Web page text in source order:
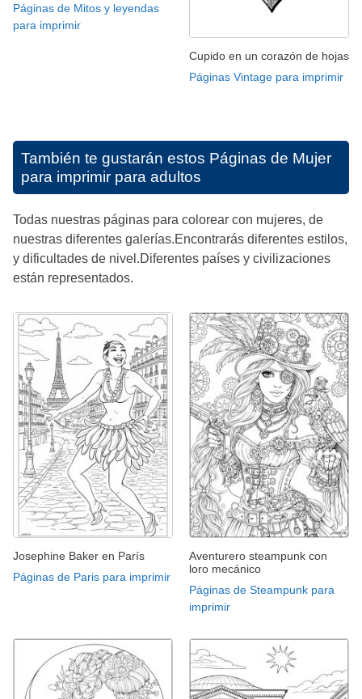
Páginas de Mitos y leyendas
para imprimir
Cupido en un corazón de hojas
Páginas Vintage para imprimir
También te gustarán estos Páginas de Mujer
para imprimir para adultos
Todas nuestras páginas para colorear con mujeres, de
nuestras diferentes galerías.Encontrarás diferentes estilos,
y dificultades de nivel.Diferentes países y civilizaciones
están representados.
Josephine Baker en París
Páginas de Paris para imprimir
Aventurero steampunk con
loro mecánico
Páginas de Steampunk para
imprimir